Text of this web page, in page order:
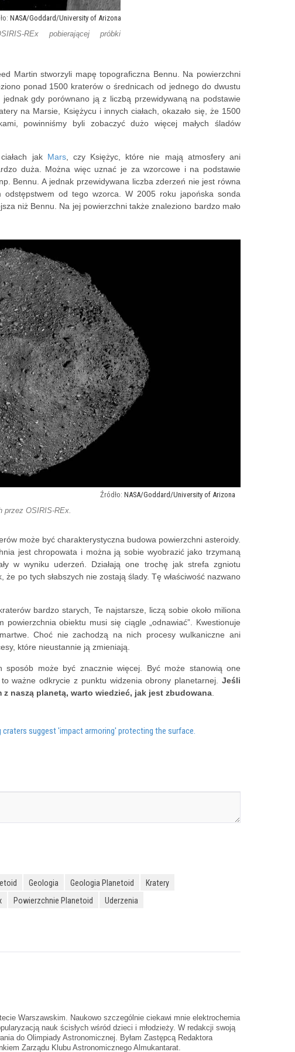
NASA/Goddard/University of Arizona
REx pobierającej próbki
Martin stworzyli mapę topograficzna Bennu. Na powierzchni
ponad 1500 kraterów o średnicach od jednego do dwustu
gdy porównano ją z liczbą przewidywaną na podstawie
na Marsie, Księżycu i innych ciałach, okazało się, że 1500
powinniśmy byli zobaczyć dużo więcej małych śladów
jak Mars, czy Księżyc, które nie mają atmosfery ani
duża. Można więc uznać je za wzorcowe i na podstawie
Bennu. A jednak przewidywana liczba zderzeń nie jest równa
odstępstwem od tego wzorca. W 2005 roku japońska sonda
niż Bennu. Na jej powierzchni także znaleziono bardzo mało
NASA/Goddard/University of Arizona
przez OSIRIS-REx.
może być charakterystyczna budowa powierzchni asteroidy.
jest chropowata i można ją sobie wyobrazić jako trzymaną
w wyniku uderzeń. Działają one trochę jak strefa zgniotu
po tych słabszych nie zostają ślady. Tę właściwość nazwano
bardzo starych, Te najstarsze, liczą sobie około miliona
obiektu musi się ciągle „odnawiać”. Kwestionuje
Choć nie zachodzą na nich procesy wulkaniczne ani
które nieustannie ją zmieniają.
sposób może być znacznie więcej. Być może stanowią one
ważne odkrycie z punktu widzenia obrony planetarnej. Jeśli
naszą planetą, warto wiedzieć, jak jest zbudowana
suggest 'impact armoring' protecting the surface.
Geologia Geologia Planetoid
Kratery
Powierzchnie Planetoid Uderzenia
Warszawskim. Naukowo szczególnie ciekawi mnie elektrochemia
nauk ścisłych wśród dzieci i młodzieży. W redakcji swoją
do Olimpiady Astronomicznej. Byłam Zastępcą Redaktora
Zarządu Klubu Astronomicznego Almukantarat.